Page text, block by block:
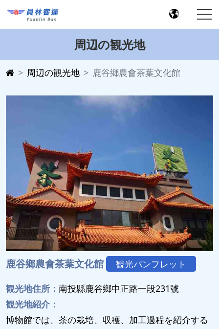
周辺の観光地
周辺の観光地 鹿谷鄉農會茶葉文化館
鹿谷鄉農會茶葉文化館 観光パンフレット
観光地住所： 南投縣鹿谷鄉中正路一段231號
観光地紹介：
博物館では、茶の栽培、収穫、加工過程を紹介する